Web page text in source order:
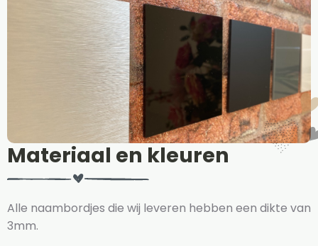
Materiaal en kleuren
Alle naambordjes die wij leveren hebben een dikte van
3mm.